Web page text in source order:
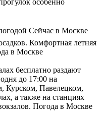
Сейчас в Москве
Комфортная летняя
в Москве
бесплатно раздают
до 17:00 на
Курском, Павелецком,
а также на станциях
Погода в Москве